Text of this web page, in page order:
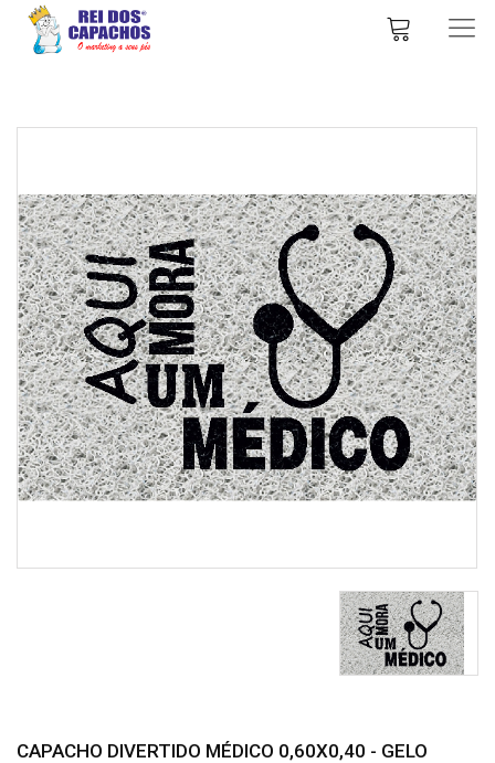
CAPACHO DIVERTIDO MÉDICO 0,60X0,40 - GELO